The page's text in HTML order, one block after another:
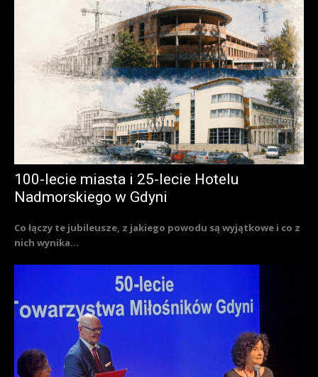
100-lecie miasta i 25-lecie Hotelu
Nadmorskiego w Gdyni
Co łączy te jubileusze, z jakiego powodu są wyjątkowe i co z
nich wynika...